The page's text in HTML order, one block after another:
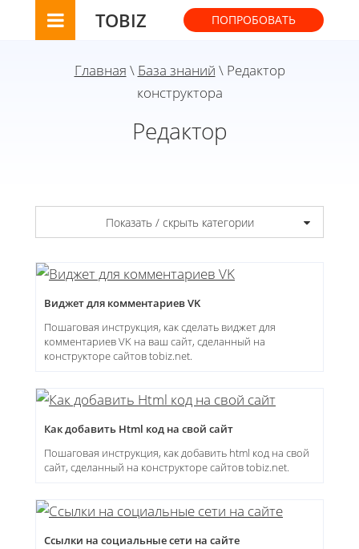
TOBIZ ПОПРОБОВАТЬ
Главная \ База знаний \ Редактор
конструктора
Редактор
Показать / скрыть категории
Виджет для комментариев VK
Пошаговая инструкция, как сделать виджет для
комментариев VK на ваш сайт, сделанный на
конструкторе сайтов tobiz.net.
Как добавить Html код на свой сайт
Пошаговая инструкция, как добавить html код на свой
сайт, сделанный на конструкторе сайтов tobiz.net.
Ссылки на социальные сети на сайте